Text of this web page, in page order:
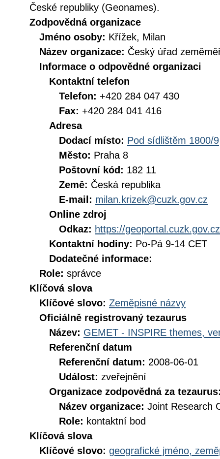
České republiky (Geonames).
Zodpovědná organizace
Jméno osoby: Křížek, Milan
Název organizace: Český úřad
Informace o odpovědné organizaci
Kontaktní telefon
Telefon: +420 284 047 430
Fax: +420 284 041 416
Adresa
Dodací místo: Pod sídlištěm 1800/9
Město: Praha 8
Poštovní kód: 182 11
Země: Česká republika
E-mail: milan.krizek@cuzk.gov.cz
Online zdroj
Odkaz: https://geoportal.cuzk.gov.cz
Kontaktní hodiny: Po-Pá 9-14 CET
Dodatečné informace:
Role: správce
Klíčová slova
Klíčové slovo: Zeměpisné názvy
Oficiálně registrovaný tezaurus
Název: GEMET - INSPIRE themes,
Referenční datum
Referenční datum: 2008-06-01
Událost: zveřejnění
Organizace zodpovědná za
Název organizace: Joint Research
Role: kontaktní bod
Klíčová slova
Klíčové slovo: geografické jméno,